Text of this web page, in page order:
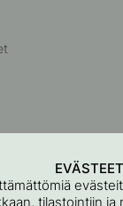
tilastointiin